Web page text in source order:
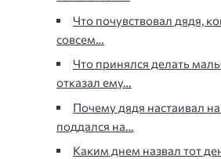
Что почувствовал дядя,
совсем…
Что принялся делать
отказал ему…
Почему дядя настаивал
поддался на…
Каким днем назвал тот